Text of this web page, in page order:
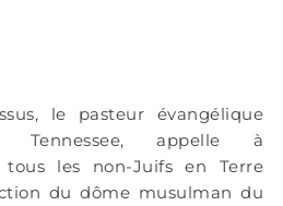
le pasteur évangélique
appelle à
tous les non-Juifs en Terre
du dôme musulman du